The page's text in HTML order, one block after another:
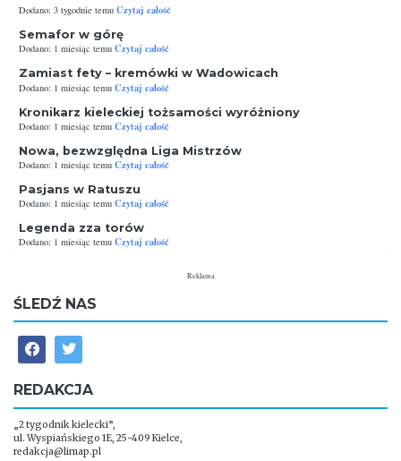
Dodano: 3 tygodnie temu Czytaj całość
Semafor w górę
Dodano: 1 miesiąc temu Czytaj całość
Zamiast fety – kremówki w Wadowicach
Dodano: 1 miesiąc temu Czytaj całość
Kronikarz kieleckiej tożsamości wyróżniony
Dodano: 1 miesiąc temu Czytaj całość
Nowa, bezwzględna Liga Mistrzów
Dodano: 1 miesiąc temu Czytaj całość
Pasjans w Ratuszu
Dodano: 1 miesiąc temu Czytaj całość
Legenda zza torów
Dodano: 1 miesiąc temu Czytaj całość
Reklama
ŚLEDŹ NAS
REDAKCJA
„2 tygodnik kielecki”,
ul. Wyspiańskiego 1E, 25-409 Kielce,
redakcja@limap.pl